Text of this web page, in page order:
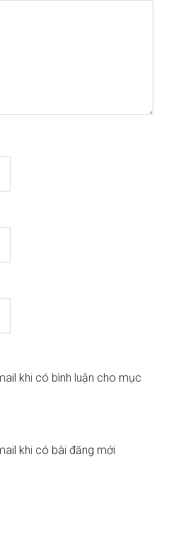
khi có bình luận cho mục
khi có bài đăng mới